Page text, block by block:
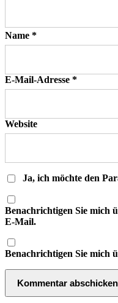
Name *
E-Mail-Adresse *
Website
Ja, ich möchte den
Benachrichtigen Sie mich
E-Mail.
Benachrichtigen Sie mich